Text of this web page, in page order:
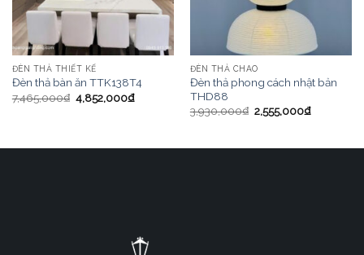
ĐÈN THẢ THIẾT KẾ
Đèn thả bàn ăn TTK138T4
7,465,000₫ 4,852,000₫
ĐÈN THẢ CHAO
Đèn thả phong cách nhật bản
THD88
3,930,000₫ 2,555,000₫